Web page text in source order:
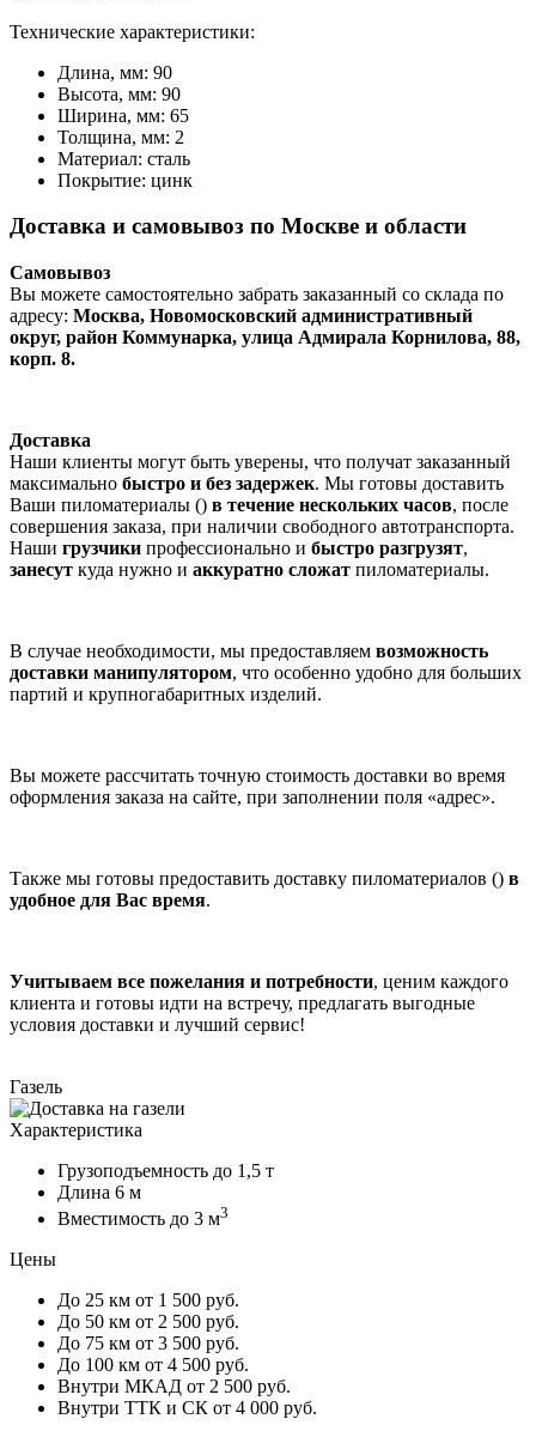
Технические характеристики:
Длина, мм: 90
Высота, мм: 90
Ширина, мм: 65
Толщина, мм: 2
Материал: сталь
Покрытие: цинк
Доставка и самовывоз по Москве и области
Самовывоз
Вы можете самостоятельно забрать заказанный со склада по
адресу: Москва, Новомосковский административный
округ, район Коммунарка, улица Адмирала Корнилова, 88,
корп. 8.
Доставка
Наши клиенты могут быть уверены, что получат заказанный
максимально быстро и без задержек. Мы готовы доставить
Ваши пиломатериалы () в течение нескольких часов, после
совершения заказа, при наличии свободного автотранспорта.
Наши грузчики профессионально и быстро разгрузят,
занесут куда нужно и аккуратно сложат пиломатериалы.
В случае необходимости, мы предоставляем возможность
доставки манипулятором, что особенно удобно для больших
партий и крупногабаритных изделий.
Вы можете рассчитать точную стоимость доставки во время
оформления заказа на сайте, при заполнении поля «адрес».
Также мы готовы предоставить доставку пиломатериалов () в
удобное для Вас время.
Учитываем все пожелания и потребности, ценим каждого
клиента и готовы идти на встречу, предлагать выгодные
условия доставки и лучший сервис!
Газель
Характеристика
Грузоподъемность до 1,5 т
Длина 6 м
Вместимость до 3 м3
Цены
До 25 км от 1 500 руб.
До 50 км от 2 500 руб.
До 75 км от 3 500 руб.
До 100 км от 4 500 руб.
Внутри МКАД от 2 500 руб.
Внутри ТТК и СК от 4 000 руб.